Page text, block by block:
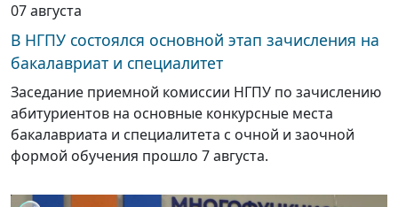
07 августа
В НГПУ состоялся основной этап зачисления на
бакалавриат и специалитет
Заседание приемной комиссии НГПУ по зачислению
абитуриентов на основные конкурсные места
бакалавриата и специалитета с очной и заочной
формой обучения прошло 7 августа.